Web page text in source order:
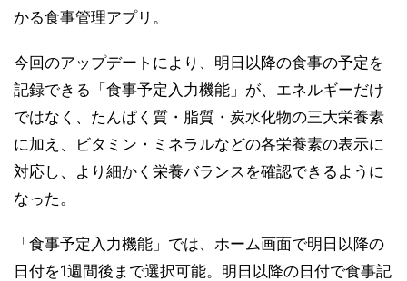
かる食事管理アプリ。
今回のアップデートにより、明日以降の食事の予定を
記録できる「食事予定入力機能」が、エネルギーだけ
ではなく、たんぱく質・脂質・炭水化物の三大栄養素
に加え、ビタミン・ミネラルなどの各栄養素の表示に
対応し、より細かく栄養バランスを確認できるように
なった。
「食事予定入力機能」では、ホーム画面で明日以降の
日付を1週間後まで選択可能。明日以降の日付で食事記